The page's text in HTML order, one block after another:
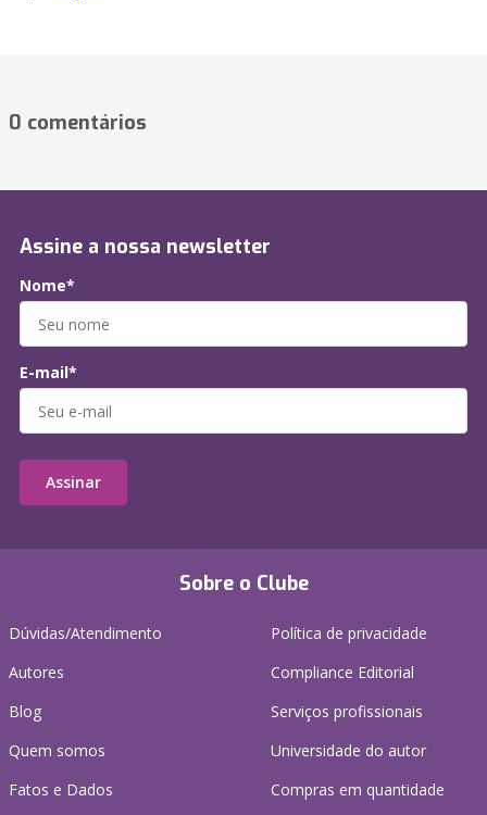
0 comentários
Sobre o Clube
Dúvidas/Atendimento
Autores
Blog
Quem somos
Fatos e Dados
Política de privacidade
Compliance Editorial
Serviços profissionais
Universidade do autor
Compras em quantidade
Assine a nossa newsletter
Nome*
E-mail*
Assinar